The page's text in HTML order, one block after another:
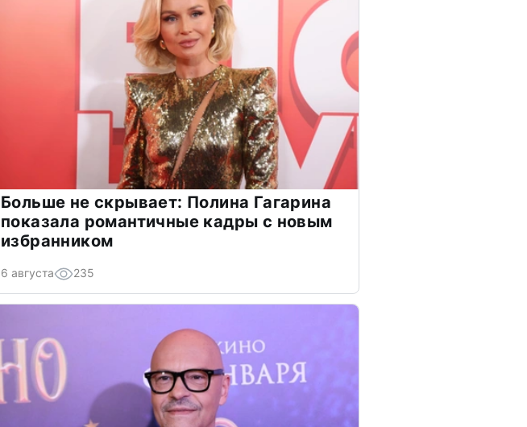
Больше не скрывает: Полина Гагарина
показала романтичные кадры с новым
избранником
6 августа 235